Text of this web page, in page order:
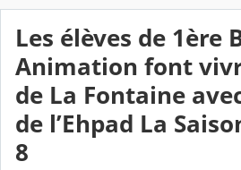
Les élèves de 1ère
Animation font
de La Fontaine
de l’Ehpad La
8